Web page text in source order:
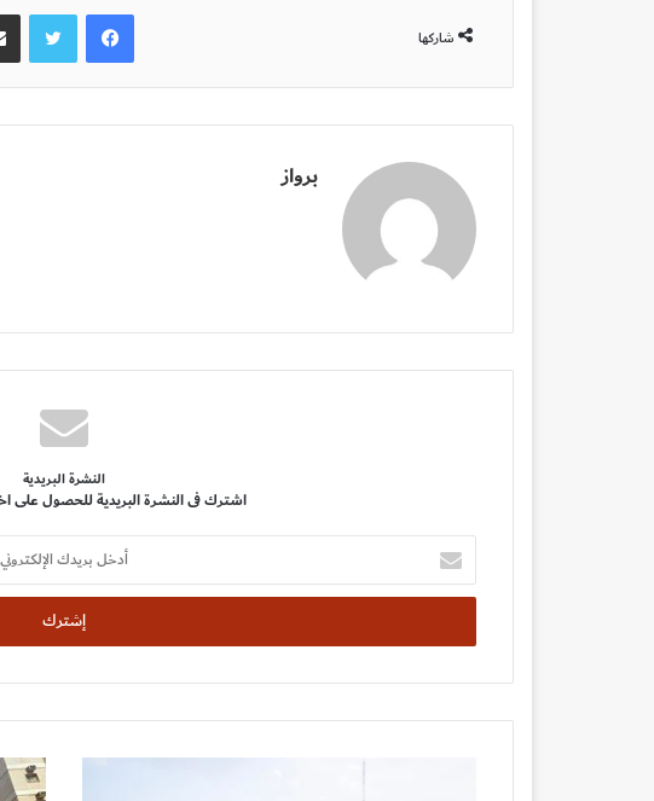
شاركها
فيسبوكتويتر
برواز
النشرة البريدية
اشترك فى النشرة البريدية للحصول على
أدخل
بريدك
الإلكتروني